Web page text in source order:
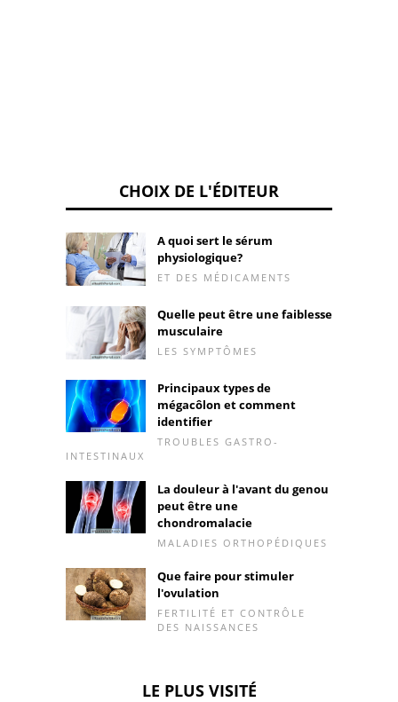
CHOIX DE L'ÉDITEUR
A quoi sert le sérum
physiologique?
ET DES MÉDICAMENTS
Quelle peut être une faiblesse
musculaire
LES SYMPTÔMES
Principaux types de
mégacôlon et comment
identifier
TROUBLES GASTRO-
INTESTINAUX
La douleur à l'avant du genou
peut être une
chondromalacie
MALADIES ORTHOPÉDIQUES
Que faire pour stimuler
l'ovulation
FERTILITÉ ET CONTRÔLE
DES NAISSANCES
LE PLUS VISITÉ